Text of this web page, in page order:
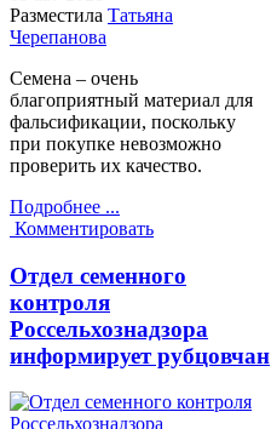
Разместила Татьяна
Черепанова
Семена – очень
благоприятный материал для
фальсификации, поскольку
при покупке невозможно
проверить их качество.
Подробнее ...
Комментировать
Отдел семенного
контроля
Россельхознадзора
информирует рубцовчан